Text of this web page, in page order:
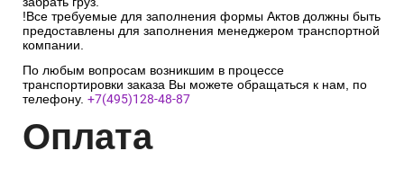
!Все требуемые для заполнения формы Актов должны быть
предоставлены для заполнения менеджером транспортной
компании.
По любым вопросам возникшим в процессе
транспортировки заказа Вы можете обращаться к нам, по
телефону. +7(495)128-48-87
Оплата